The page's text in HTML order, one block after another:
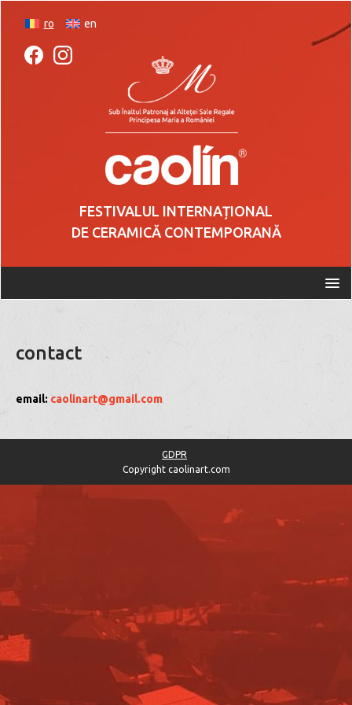
ro en
FESTIVALUL INTERNAȚIONAL
DE CERAMICĂ CONTEMPORANĂ
contact
email: caolinart@gmail.com
GDPR
Copyright caolinart.com